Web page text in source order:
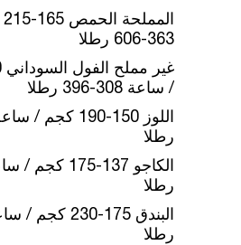
363-606 رطلا
/ ساعة 308-396 رطلا
رطلا
رطلا
رطلا